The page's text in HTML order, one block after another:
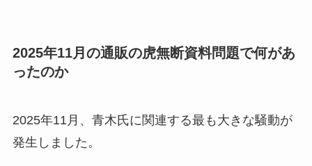
2025年11月の通販の虎無断資料問題で何があ
ったのか
2025年11月、青木氏に関連する最も大きな騒動が
発生しました。